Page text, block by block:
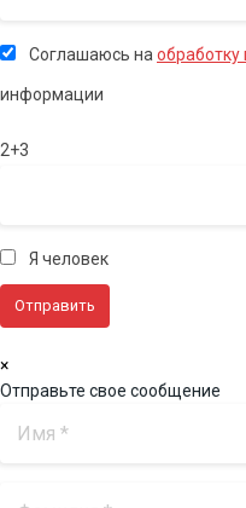
Соглашаюсь на
информации
2+3
Я человек
×
Отправьте свое сообщение